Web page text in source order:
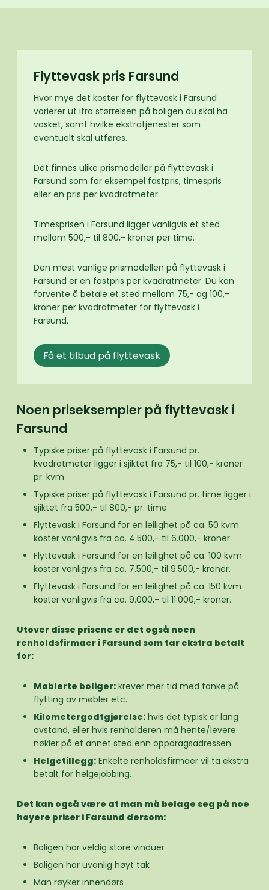
Flyttevask pris Farsund
Hvor mye det koster for flyttevask i Farsund
varierer ut ifra størrelsen på boligen du skal ha
vasket, samt hvilke ekstratjenester som
eventuelt skal utføres.
Det finnes ulike prismodeller på flyttevask i
Farsund som for eksempel fastpris, timespris
eller en pris per kvadratmeter.
Timesprisen i Farsund ligger vanligvis et sted
mellom 500,- til 800,- kroner per time.
Den mest vanlige prismodellen på flyttevask i
Farsund er en fastpris per kvadratmeter. Du kan
forvente å betale et sted mellom 75,- og 100,-
kroner per kvadratmeter for flyttevask i
Farsund.
Få et tilbud på flyttevask
Noen priseksempler på flyttevask i
Farsund
Typiske priser på flyttevask i Farsund pr.
kvadratmeter ligger i sjiktet fra 75,- til 100,- kroner
pr. kvm
Typiske priser på flyttevask i Farsund pr. time ligger i
sjiktet fra 500,- til 800,- pr. time
Flyttevask i Farsund for en leilighet på ca. 50 kvm
koster vanligvis fra ca. 4.500,- til 6.000,- kroner.
Flyttevask i Farsund for en leilighet på ca. 100 kvm
koster vanligvis fra ca. 7.500,- til 9.500,- kroner.
Flyttevask i Farsund for en leilighet på ca. 150 kvm
koster vanligvis fra ca. 9.000,- til 11.000,- kroner.
Utover disse prisene er det også noen
renholdsfirmaer i Farsund som tar ekstra betalt
for:
Møblerte boliger: krever mer tid med tanke på
flytting av møbler etc.
Kilometergodtgjørelse: hvis det typisk er lang
avstand, eller hvis renholderen må hente/levere
nøkler på et annet sted enn oppdragsadressen.
Helgetillegg: Enkelte renholdsfirmaer vil ta ekstra
betalt for helgejobbing.
Det kan også være at man må belage seg på noe
høyere priser i Farsund dersom:
Boligen har veldig store vinduer
Boligen har uvanlig høyt tak
Man røyker innendørs